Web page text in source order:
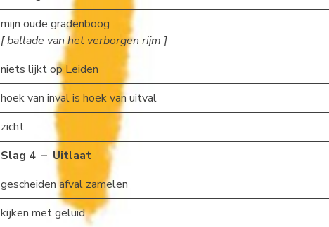
mijn oude gradenboog
[ ballade van het verborgen rijm ]
niets lijkt op Leiden
hoek van inval is hoek van uitval
zicht
Slag 4 – Uitlaat
gescheiden afval zamelen
kijken met geluid